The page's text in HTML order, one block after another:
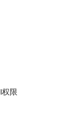
权限